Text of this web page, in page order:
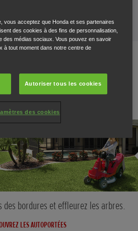
autoportés
des bordures et effleurez les arbres.
LES AUTOPORTÉES
vous acceptez que Honda et ses partenaires
des cookies à des fins de personnalisation,
des médias sociaux. Vous pouvez en savoir
à tout moment dans notre centre de
Autoriser tous les cookies
des cookies